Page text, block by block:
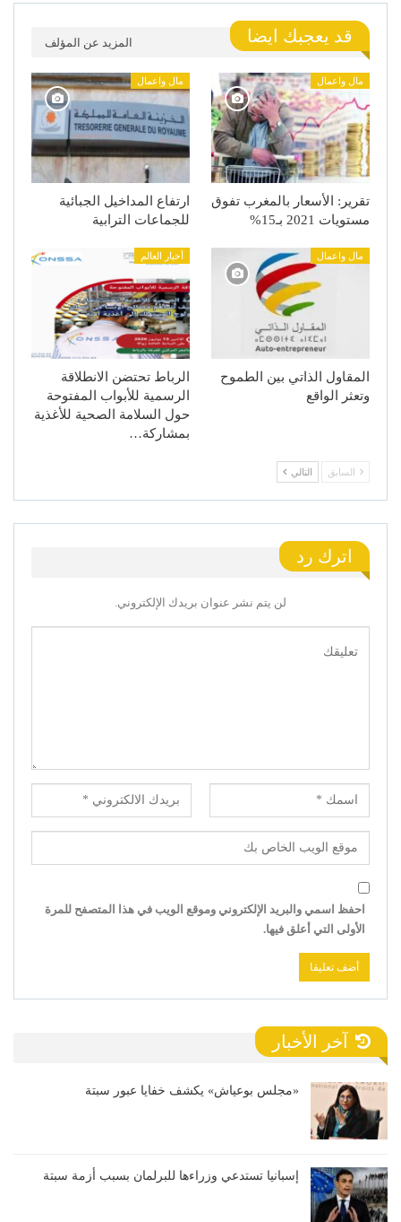
قد يعجبك ايضا المزيد عن المؤلف
مال واعمال
تقرير: الأسعار بالمغرب تفوق
مستويات 2021 بـ15%
مال واعمال
ارتفاع المداخيل الجبائية
للجماعات الترابية
مال واعمال
المقاول الذاتي بين الطموح
وتعثر الواقع
أخبار العالم
الرباط تحتضن الانطلاقة
الرسمية للأبواب المفتوحة
حول السلامة الصحية للأغذية
بمشاركة…
السابق التالي
اترك رد
لن يتم نشر عنوان بريدك الإلكتروني.
احفظ اسمي والبريد الإلكتروني وموقع الويب في هذا المتصفح للمرة
الأولى التي أعلق فيها.
آخر الأخبار
«مجلس بوعياش» يكشف خفايا عبور سبتة
إسبانيا تستدعي وزراءها للبرلمان بسبب أزمة سبتة